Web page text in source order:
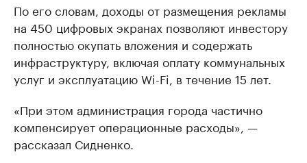
По его словам, доходы от размещения рекламы
на 450 цифровых экранах позволяют инвестору
полностью окупать вложения и содержать
инфраструктуру, включая оплату коммунальных
услуг и эксплуатацию Wi-Fi, в течение 15 лет.
«При этом администрация города частично
компенсирует операционные расходы», —
рассказал Сидненко.